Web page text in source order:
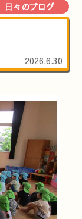
日々のブログ
2026.6.30